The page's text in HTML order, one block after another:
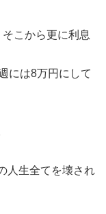
こから更に利息
には8万円にして
人生全てを壊され